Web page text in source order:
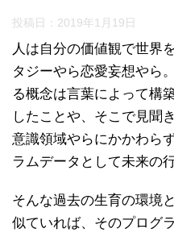
投稿日： 2019年1月19日
人は自分の価値観で世界
タジーやら恋愛妄想やら
る概念は言葉によって構
したことや、そこで見聞
意識領域やらにかかわら
ラムデータとして未来の
そんな過去の生育の環境
似ていれば、そのプログ